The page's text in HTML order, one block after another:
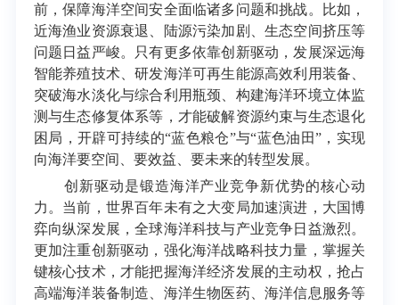
前，保障海洋空间安全面临诸多问题和挑战。比如，
近海渔业资源衰退、陆源污染加剧、生态空间挤压等
问题日益严峻。只有更多依靠创新驱动，发展深远海
智能养殖技术、研发海洋可再生能源高效利用装备、
突破海水淡化与综合利用瓶颈、构建海洋环境立体监
测与生态修复体系等，才能破解资源约束与生态退化
困局，开辟可持续的“蓝色粮仓”与“蓝色油田”，实现
向海洋要空间、要效益、要未来的转型发展。
创新驱动是锻造海洋产业竞争新优势的核心动
力。当前，世界百年未有之大变局加速演进，大国博
弈向纵深发展，全球海洋科技与产业竞争日益激烈。
更加注重创新驱动，强化海洋战略科技力量，掌握关
键核心技术，才能把握海洋经济发展的主动权，抢占
高端海洋装备制造、海洋生物医药、海洋信息服务等